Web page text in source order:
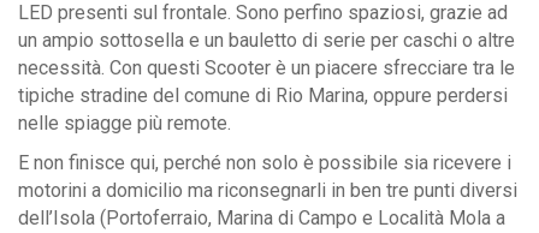
LED presenti sul frontale. Sono perfino spaziosi, grazie ad
un ampio sottosella e un bauletto di serie per caschi o altre
necessità. Con questi Scooter è un piacere sfrecciare tra le
tipiche stradine del comune di Rio Marina, oppure perdersi
nelle spiagge più remote.
E non finisce qui, perché non solo è possibile sia ricevere i
motorini a domicilio ma riconsegnarli in ben tre punti diversi
dell’Isola (Portoferraio, Marina di Campo e Località Mola a